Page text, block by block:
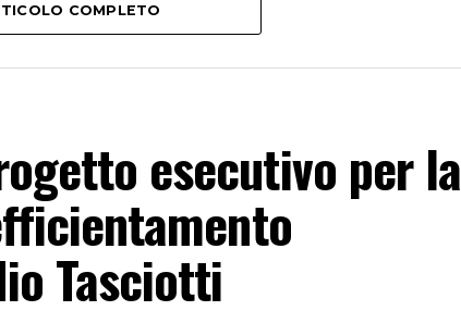
di talento, sacrifici, bellezza e grandi vittorie.
COMPLETO
esecutivo per la
Tasciotti